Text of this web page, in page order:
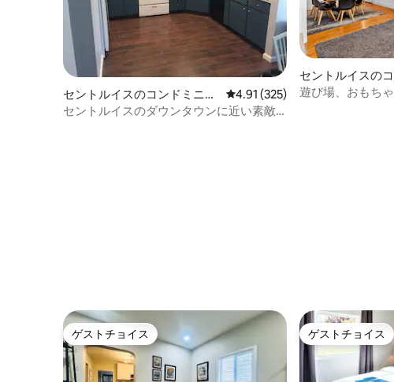
セントルイスのコンドミニア
ム
レビュー325件、5つ星中4.91
4.91 (325)
セントルイスのダウンタウンに近い素敵
セントルイスの
ム
遊び場、おもち
ゲストチョイス
ゲストチョイス ゲストチョイス
ゲストチョイス